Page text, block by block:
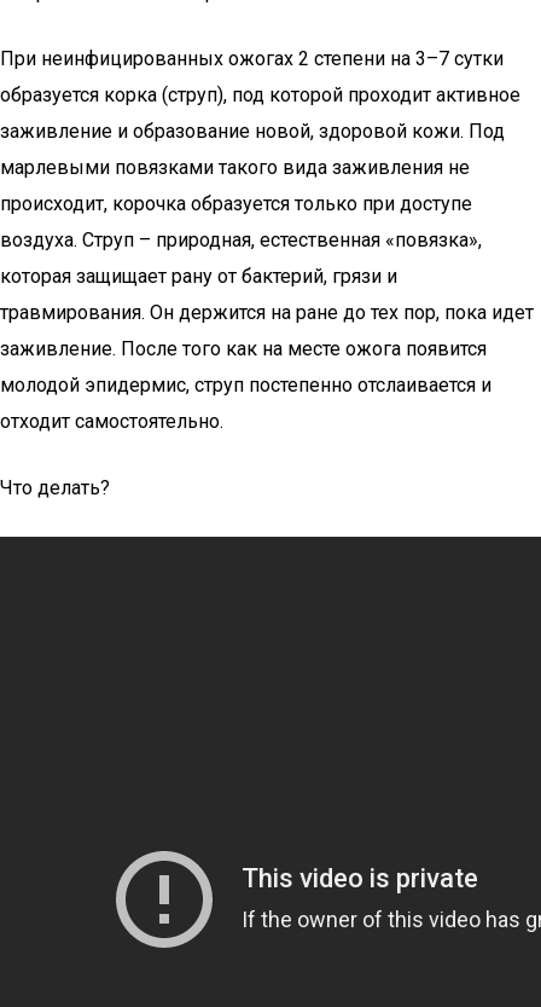
При неинфицированных ожогах 2 степени на 3–7 сутки
образуется корка (струп), под которой проходит активное
заживление и образование новой, здоровой кожи. Под
марлевыми повязками такого вида заживления не
происходит, корочка образуется только при доступе
воздуха. Струп – природная, естественная «повязка»,
которая защищает рану от бактерий, грязи и
травмирования. Он держится на ране до тех пор, пока идет
заживление. После того как на месте ожога появится
молодой эпидермис, струп постепенно отслаивается и
отходит самостоятельно.
Что делать?